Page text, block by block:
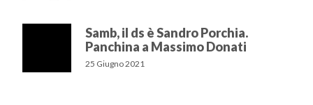
Samb, il ds è Sandro Porchia.
Panchina a Massimo Donati
25 Giugno 2021